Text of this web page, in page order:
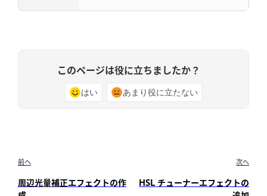
このページは役に立ちましたか？
はい あまり役に立たない
前へ
周辺光量補正エフェクトの作
次へ
HSL チューナーエフェクトの